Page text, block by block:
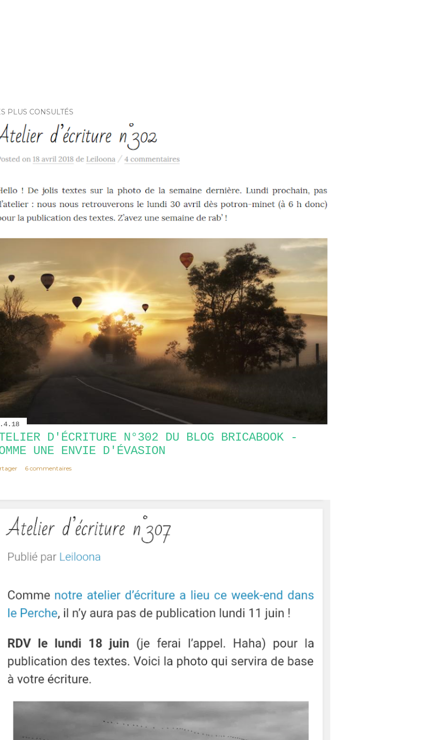
PLUS CONSULTÉS
D'ÉCRITURE N°302 DU BLOG BRICABOOK -
UNE ENVIE D'ÉVASION
6 commentaires